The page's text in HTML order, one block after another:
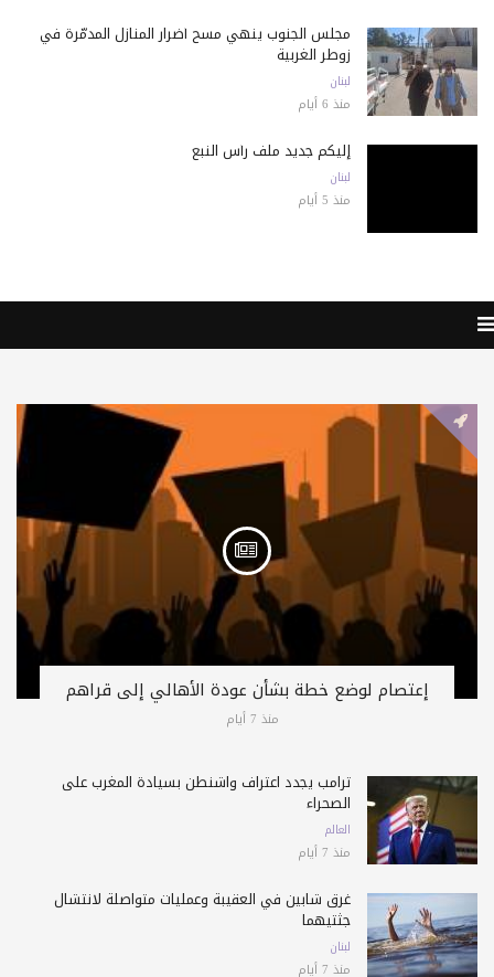
مجلس الجنوب ينهي مسح أضرار المنازل المدمّرة في
زوطر الغربية
لبنان
منذ 6 أيام
إليكم جديد ملف رأس النبع
لبنان
منذ 5 أيام
إعتصام لوضع خطة بشأن عودة الأهالي إلى قراهم
منذ 7 أيام
ترامب يجدد اعتراف واشنطن بسيادة المغرب على
الصحراء
العالم
منذ 7 أيام
غرق شابين في العقيبة وعمليات متواصلة لانتشال
جثتيهما
لبنان
منذ 7 أيام